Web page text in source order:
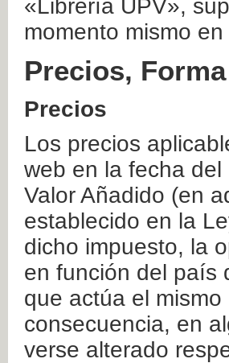
«Librería UPV»,
momento mismo
Precios,
Precios
Los precios
web en la fecha
Valor Añadido (en
establecido en la
dicho impuesto, la
en función del país
que actúa el
consecuencia, en
verse alterado